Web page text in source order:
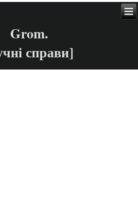
Grom.
справи]